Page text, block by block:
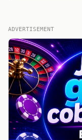
ADVERTISEMENT